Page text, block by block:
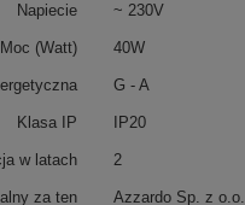
za ten
Azzardo Sp. z o.o.
Napiecie ~ 230V
Moc (Watt) 40W
G - A
Klasa IP IP20
w latach 2